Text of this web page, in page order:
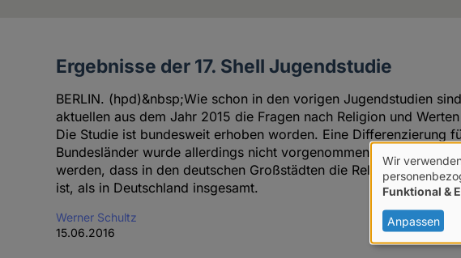
Artikel
Autoren
Ergebnisse der 17. Shell Jugendstudie
BERLIN. (hpd)&nbsp;Wie schon in den vorigen Jugendstudien
aktuellen aus dem Jahr 2015 die Fragen nach Religion und
Die Studie ist bundesweit erhoben worden. Eine Differenzierung
Bundesländer wurde allerdings nicht vorgenommen. Es muss
werden, dass in den deutschen Großstädten die Religionsdistanz
ist, als in Deutschland insgesamt.
Werner Schultz
15.06.2016
von
Daten
Wir
Funktional &
Anpassen